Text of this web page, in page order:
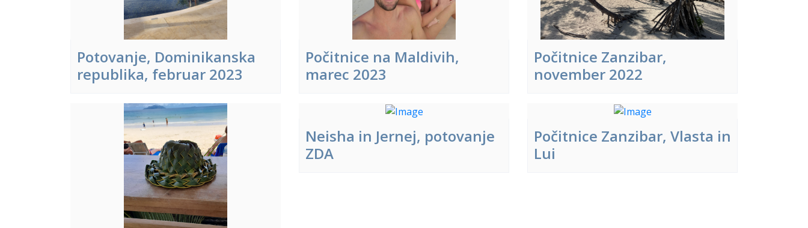
Potovanje, Dominikanska
republika, februar 2023
Počitnice na Maldivih,
marec 2023
Počitnice Zanzibar,
november 2022
Neisha in Jernej, potovanje
ZDA
Počitnice Zanzibar, Vlasta in
Lui